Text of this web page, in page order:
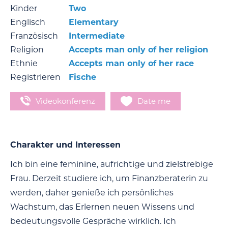
Kinder
Two
Englisch
Elementary
Französisch
Intermediate
Religion
Accepts man only of her religion
Ethnie
Accepts man only of her race
Registrieren
Fische
Videokonferenz Date me
Charakter und Interessen
Ich bin eine feminine, aufrichtige und zielstrebige
Frau. Derzeit studiere ich, um Finanzberaterin zu
werden, daher genieße ich persönliches
Wachstum, das Erlernen neuen Wissens und
bedeutungsvolle Gespräche wirklich. Ich